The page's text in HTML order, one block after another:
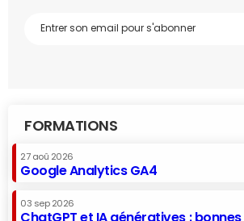
FORMATIONS
27 aoû 2026
Google Analytics GA4
03 sep 2026
ChatGPT et IA génératives :